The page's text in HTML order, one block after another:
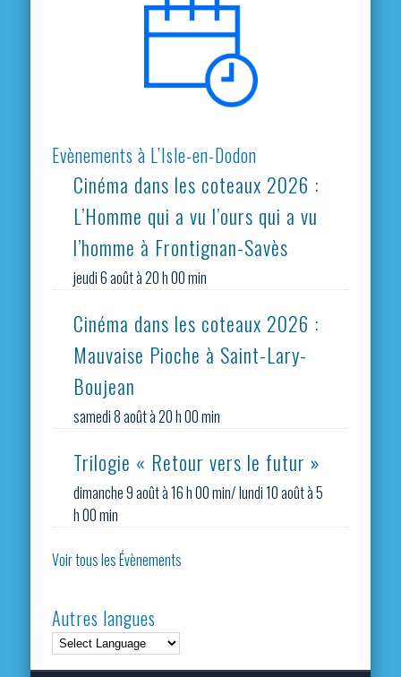
Evènements à L’Isle-en-Dodon
Cinéma dans les coteaux 2026 :
L’Homme qui a vu l’ours qui a vu
l’homme à Frontignan-Savès
jeudi 6 août à 20 h 00 min
Cinéma dans les coteaux 2026 :
Mauvaise Pioche à Saint-Lary-
Boujean
samedi 8 août à 20 h 00 min
Trilogie « Retour vers le futur »
dimanche 9 août à 16 h 00 min/lundi 10 août à 5
h 00 min
Voir tous les Évènements
Autres langues